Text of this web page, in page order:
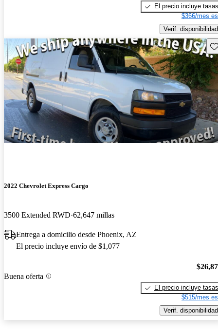
El precio incluye tasas
$366/mes
Verif. disponibilidad
2022 Chevrolet Express Cargo
3500 Extended RWD 62,647 millas
Entrega a domicilio desde Phoenix, AZ
El precio incluye envío de $1,077
Buena oferta
El precio incluye tasas
$515/mes
Verif. disponibilidad